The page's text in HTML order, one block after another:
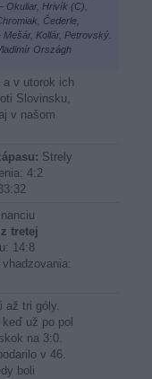
Okuliar, Hrivík (C),
Čederle,
Mešár, Kollár, Petrovský.
Országh
v utorok ich
Slovinsku,
v našom
Strely
4:2
tretej
14:8
až tri góly.
už po pol
na 3:0.
v 46.
boli